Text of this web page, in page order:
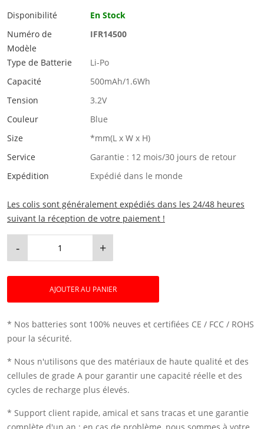
Disponibilité
En Stock
Numéro de
Modèle
IFR14500
Type de Batterie
Li-Po
Capacité
500mAh/1.6Wh
Tension
3.2V
Couleur
Blue
Size
*mm(L x W x H)
Service
Garantie : 12 mois/30 jours de retour
Expédition
Expédié dans le monde
Les colis sont généralement expédiés dans les 24/48 heures
suivant la réception de votre paiement !
- +
AJOUTER AU PANIER
* Nos batteries sont 100% neuves et certifiées CE / FCC / ROHS
pour la sécurité.
* Nous n'utilisons que des matériaux de haute qualité et des
cellules de grade A pour garantir une capacité réelle et des
cycles de recharge plus élevés.
* Support client rapide, amical et sans tracas et une garantie